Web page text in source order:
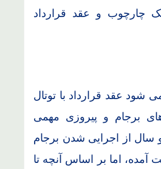
یک چارچوب و عقد قرارداد
شود عقد قرارداد با توتال
برجام و پیروزی مهمی
سال از اجرایی شدن برجام
آمده، اما بر اساس آنچه تا